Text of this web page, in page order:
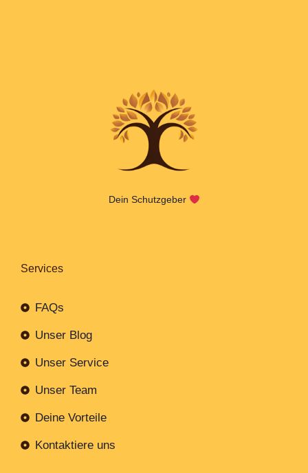
Dein Schutzgeber
Services
FAQs
Unser Blog
Unser Service
Unser Team
Deine Vorteile
Kontaktiere uns